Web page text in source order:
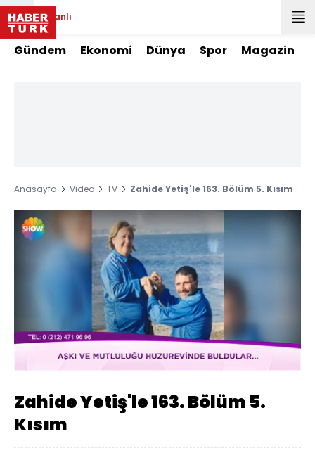
Canlı
Gündem Ekonomi Dünya Spor Magazin
Anasayfa Video TV Zahide Yetiş'le 163. Bölüm 5. Kısım
Sesi
Aç
Yüklendi:
3.60%
Oynatma
Hızı
Zahide Yetiş'le 163. Bölüm 5.
Kısım